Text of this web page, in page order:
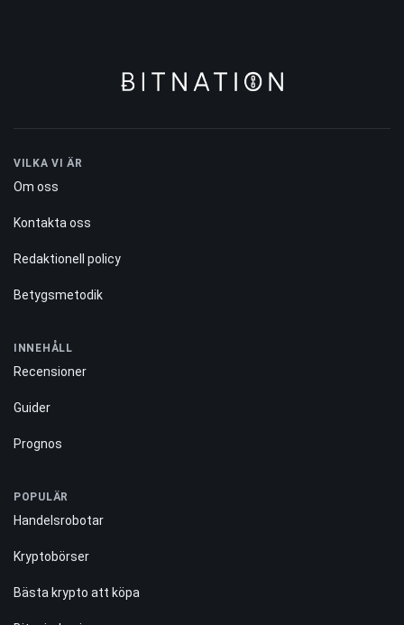
Om oss
Kontakta oss
Redaktionell policy
Betygsmetodik
INNEHÅLL
Recensioner
Guider
Prognos